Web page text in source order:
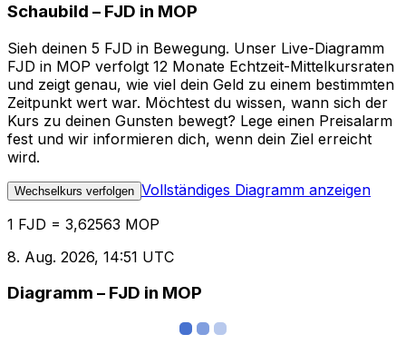
Schaubild – FJD in MOP
Sieh deinen 5 FJD in Bewegung. Unser Live-Diagramm
FJD in MOP verfolgt 12 Monate Echtzeit-Mittelkursraten
und zeigt genau, wie viel dein Geld zu einem bestimmten
Zeitpunkt wert war. Möchtest du wissen, wann sich der
Kurs zu deinen Gunsten bewegt? Lege einen Preisalarm
fest und wir informieren dich, wenn dein Ziel erreicht
wird.
Wechselkurs verfolgen Vollständiges Diagramm anzeigen
1 FJD = 3,62563 MOP
8. Aug. 2026, 14:51 UTC
Diagramm – FJD in MOP